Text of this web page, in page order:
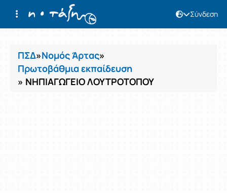
Σύνδεση
Μαθήματα
ΠΣΔ»Νομός Άρτας»
Πρωτοβάθμια εκπαίδευση
» ΝΗΠΙΑΓΩΓΕΙΟ ΛΟΥΤΡΟΤΟΠΟΥ